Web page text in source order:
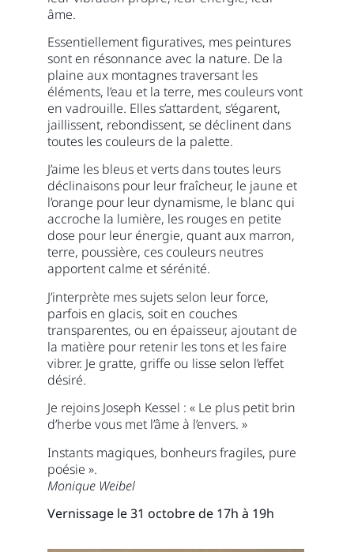
âme.
Essentiellement figuratives, mes peintures
sont en résonnance avec la nature. De la
plaine aux montagnes traversant les
éléments, l’eau et la terre, mes couleurs vont
en vadrouille. Elles s’attardent, s’égarent,
jaillissent, rebondissent, se déclinent dans
toutes les couleurs de la palette.
J’aime les bleus et verts dans toutes leurs
déclinaisons pour leur fraîcheur, le jaune et
l’orange pour leur dynamisme, le blanc qui
accroche la lumière, les rouges en petite
dose pour leur énergie, quant aux marron,
terre, poussière, ces couleurs neutres
apportent calme et sérénité.
J’interprète mes sujets selon leur force,
parfois en glacis, soit en couches
transparentes, ou en épaisseur, ajoutant de
la matière pour retenir les tons et les faire
vibrer. Je gratte, griffe ou lisse selon l’effet
désiré.
Je rejoins Joseph Kessel : « Le plus petit brin
d’herbe vous met l’âme à l’envers. »
Instants magiques, bonheurs fragiles, pure
poésie ».
Monique Weibel
Vernissage le 31 octobre de 17h à 19h